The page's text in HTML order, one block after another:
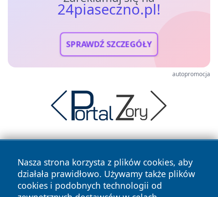
24piaseczno.pl!
SPRAWDŹ SZCZEGÓŁY
autopromocja
Nasza strona korzysta z plików cookies, aby
działała prawidłowo. Używamy także plików
cookies i podobnych technologii od